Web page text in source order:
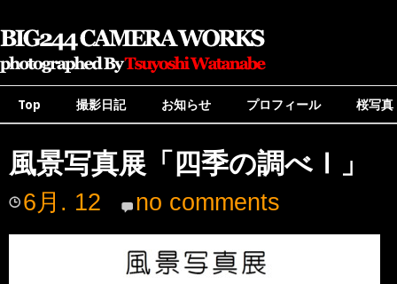
Top 撮影日記 お知らせ プロフィール 桜写真
風景写真展「四季の調べⅠ」
6月. 12 no comments